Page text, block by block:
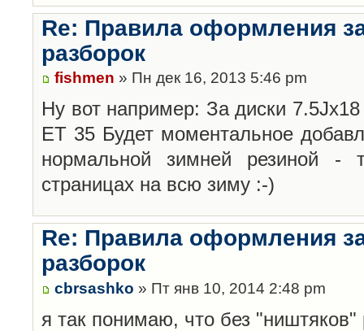
Re: Правила оформления
разборок
fishmen » Пн дек 16, 2013 5:46 pm
Ну вот например: За диски
ET 35 Будет моментальное
нормальной зимней резиной
страницах на всю зиму :-)
Re: Правила оформления
разборок
cbrsashko » Пт янв 10, 2014 2:48 pm
я так понимаю, что без "ништяков"